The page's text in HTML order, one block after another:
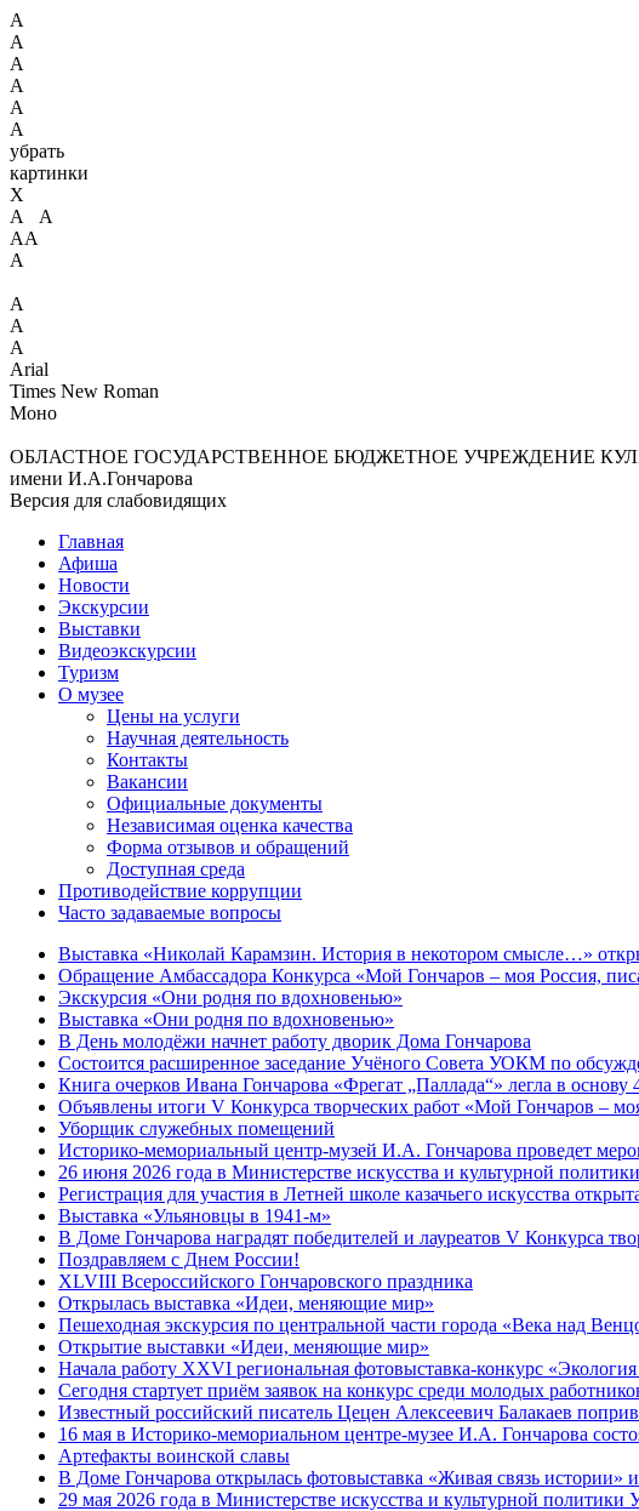
А
А
А
А
А
А
убрать
картинки
X
А А
АА
А
А
А
А
Arial
Times New Roman
Моно
ОБЛАСТНОЕ ГОСУДАРСТВЕННОЕ БЮДЖЕТНОЕ УЧРЕЖДЕНИЕ
имени И.А.Гончарова
Версия для слабовидящих
Главная
Афиша
Новости
Экскурсии
Выставки
Видеоэкскурсии
Туризм
О музее
Цены на услуги
Научная деятельность
Контакты
Вакансии
Официальные документы
Независимая оценка качества
Форма отзывов и обращений
Доступная среда
Противодействие коррупции
Часто задаваемые вопросы
Выставка «Николай Карамзин. История в некотором смысле…»
Обращение Амбассадора Конкурса «Мой Гончаров – моя Россия,
Экскурсия «Они родня по вдохновенью»
Выставка «Они родня по вдохновенью»
В День молодёжи начнет работу дворик Дома Гончарова
Состоится расширенное заседание Учёного Совета УОКМ по
Книга очерков Ивана Гончарова «Фрегат „Паллада“» легла в основу
Объявлены итоги V Конкурса творческих работ «Мой Гончаров –
Уборщик служебных помещений
Историко-мемориальный центр-музей И.А. Гончарова проведет
26 июня 2026 года в Министерстве искусства и культурной
Регистрация для участия в Летней школе казачьего искусства
Выставка «Ульяновцы в 1941-м»
В Доме Гончарова наградят победителей и лауреатов V Конкурса
Поздравляем с Днем России!
XLVIII Всероссийского Гончаровского праздника
Открылась выставка «Идеи, меняющие мир»
Пешеходная экскурсия по центральной части города «Века над
Открытие выставки «Идеи, меняющие мир»
Начала работу XXVI региональная фотовыставка-конкурс
Сегодня стартует приём заявок на конкурс среди молодых
Известный российский писатель Цецен Алексеевич Балакаев
16 мая в Историко-мемориальном центре-музее И.А. Гончарова
Артефакты воинской славы
В Доме Гончарова открылась фотовыставка «Живая связь истории»
29 мая 2026 года в Министерстве искусства и культурной